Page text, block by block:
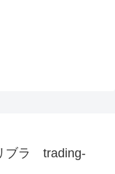
ブラ trading-